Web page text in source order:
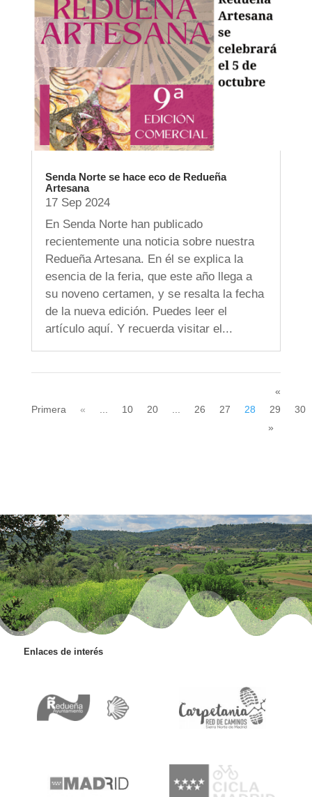
Senda Norte se hace eco de Redueña
Artesana
17 Sep 2024
En Senda Norte han publicado
recientemente una noticia sobre nuestra
Redueña Artesana. En él se explica la
esencia de la feria, que este año llega a
su noveno certamen, y se resalta la fecha
de la nueva edición. Puedes leer el
artículo aquí. Y recuerda visitar el...
«
Primera
« 10 20 26 27 28 29
30
»
Enlaces de interés